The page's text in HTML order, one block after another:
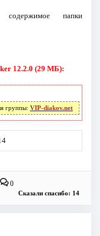
папки
12.2.0 (29 МБ):
группы: VIP-diakov.net
0
Сказали спасибо: 14